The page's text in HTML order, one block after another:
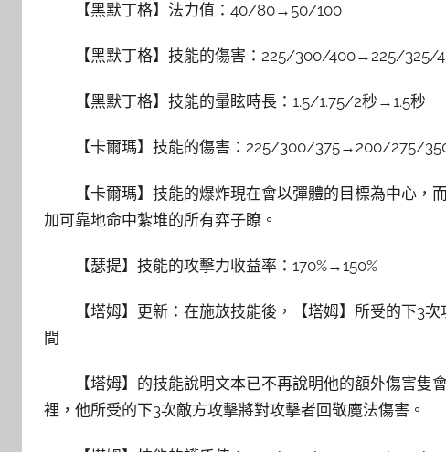
【黑默丁格】法力值：40/80→50/100
【黑默丁格】技能的傷害：225/300/400→225/325/
【黑默丁格】技能的暈眩時長：1.5/1.75/2秒→1.5秒
【卡爾瑪】技能的傷害：225/300/375→200/275/
【卡爾瑪】技能的爆炸現在會以彈體的目標為中心
加可靠地命中紮堆的所有弈子瞭。
【瑟提】技能的攻擊力收益率：170%→150%
【塔姆】更新：在施放技能後，【塔姆】所受的下3
間
【塔姆】的技能說明文本已不再說明他的額外傷害
裡，他所受的下3次敵方攻擊將對攻擊者回敬魔法傷害。